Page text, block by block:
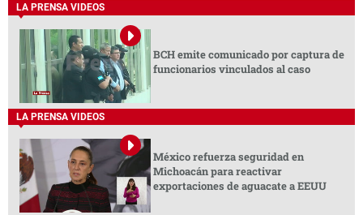
LA PRENSA VIDEOS
BCH emite comunicado por captura de
funcionarios vinculados al caso
LA PRENSA VIDEOS
México refuerza seguridad en
Michoacán para reactivar
exportaciones de aguacate a EEUU